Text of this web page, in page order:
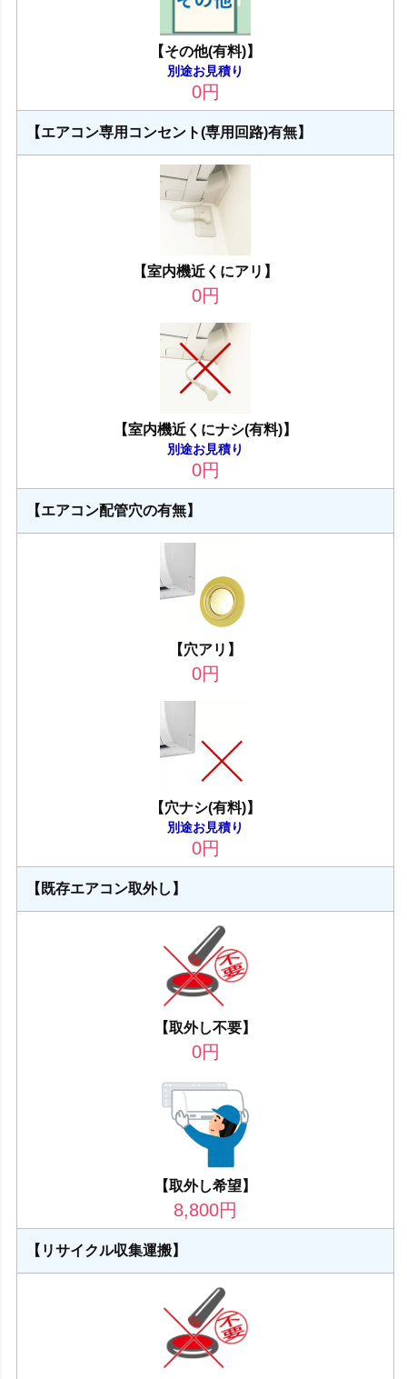
【その他(有料)】
別途お見積り
0円
【エアコン専用コンセント(専用回路)有無】
【室内機近くにアリ】
0円
【室内機近くにナシ(有料)】
別途お見積り
0円
【エアコン配管穴の有無】
【穴アリ】
0円
【穴ナシ(有料)】
別途お見積り
0円
【既存エアコン取外し】
【取外し不要】
0円
【取外し希望】
8,800円
【リサイクル収集運搬】